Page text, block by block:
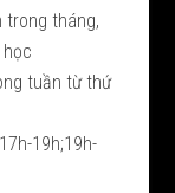
trong tháng,
tuần từ thứ
19h;19h-